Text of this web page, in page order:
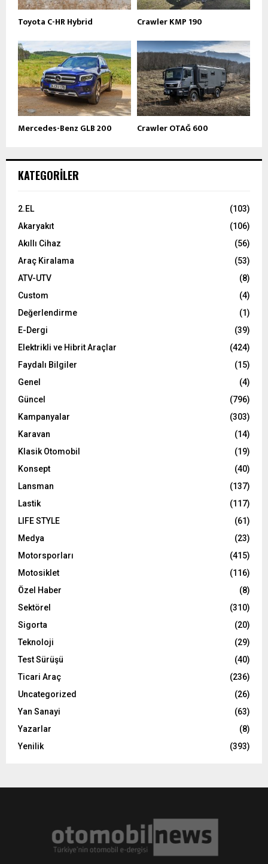
Toyota C-HR Hybrid Crawler KMP 190
Mercedes-Benz GLB 200 Crawler OTAĞ 600
KATEGORILER
2.EL
(103)
Akaryakıt
(106)
Akıllı Cihaz
(56)
Araç Kiralama
(53)
ATV-UTV
(8)
Custom
(4)
Değerlendirme
(1)
E-Dergi
(39)
Elektrikli ve Hibrit Araçlar
(424)
Faydalı Bilgiler
(15)
Genel
(4)
Güncel
(796)
Kampanyalar
(303)
Karavan
(14)
Klasik Otomobil
(19)
Konsept
(40)
Lansman
(137)
Lastik
(117)
LIFE STYLE
(61)
Medya
(23)
Motorsporları
(415)
Motosiklet
(116)
Özel Haber
(8)
Sektörel
(310)
Sigorta
(20)
Teknoloji
(29)
Test Sürüşü
(40)
Ticari Araç
(236)
Uncategorized
(26)
Yan Sanayi
(63)
Yazarlar
(8)
Yenilik
(393)